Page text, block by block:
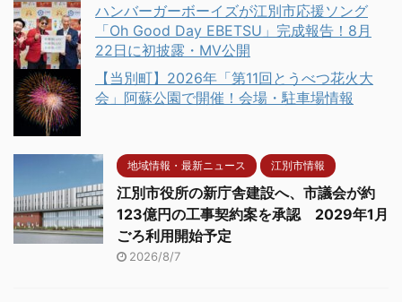
ハンバーガーボーイズが江別市応援ソング
「Oh Good Day EBETSU」完成報告！8月
22日に初披露・MV公開
【当別町】2026年「第11回とうべつ花火大
会」阿蘇公園で開催！会場・駐車場情報
地域情報・最新ニュース 江別市情報
江別市役所の新庁舎建設へ、市議会が約
123億円の工事契約案を承認 2029年1月
ごろ利用開始予定
2026/8/7